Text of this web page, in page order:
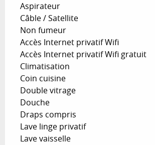
Aspirateur
Câble / Satellite
Non fumeur
Accès Internet privatif Wifi
Accès Internet privatif Wifi gratuit
Climatisation
Coin cuisine
Double vitrage
Douche
Draps compris
Lave linge privatif
Lave vaisselle